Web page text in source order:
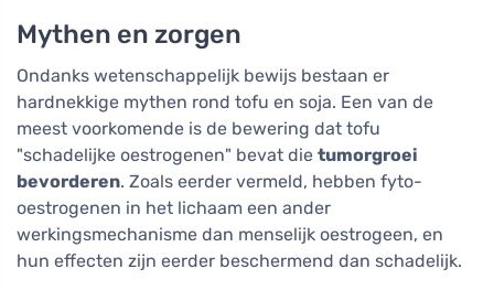
Mythen en zorgen
Ondanks wetenschappelijk bewijs bestaan er
hardnekkige mythen rond tofu en soja. Een van de
meest voorkomende is de bewering dat tofu
"schadelijke oestrogenen" bevat die tumorgroei
bevorderen. Zoals eerder vermeld, hebben fyto-
oestrogenen in het lichaam een ander
werkingsmechanisme dan menselijk oestrogeen, en
hun effecten zijn eerder beschermend dan schadelijk.